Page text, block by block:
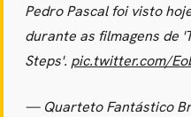
Pedro Pascal foi visto
durante as filmagens de
Steps'. pic.twitter.com/
— Quarteto Fantástico